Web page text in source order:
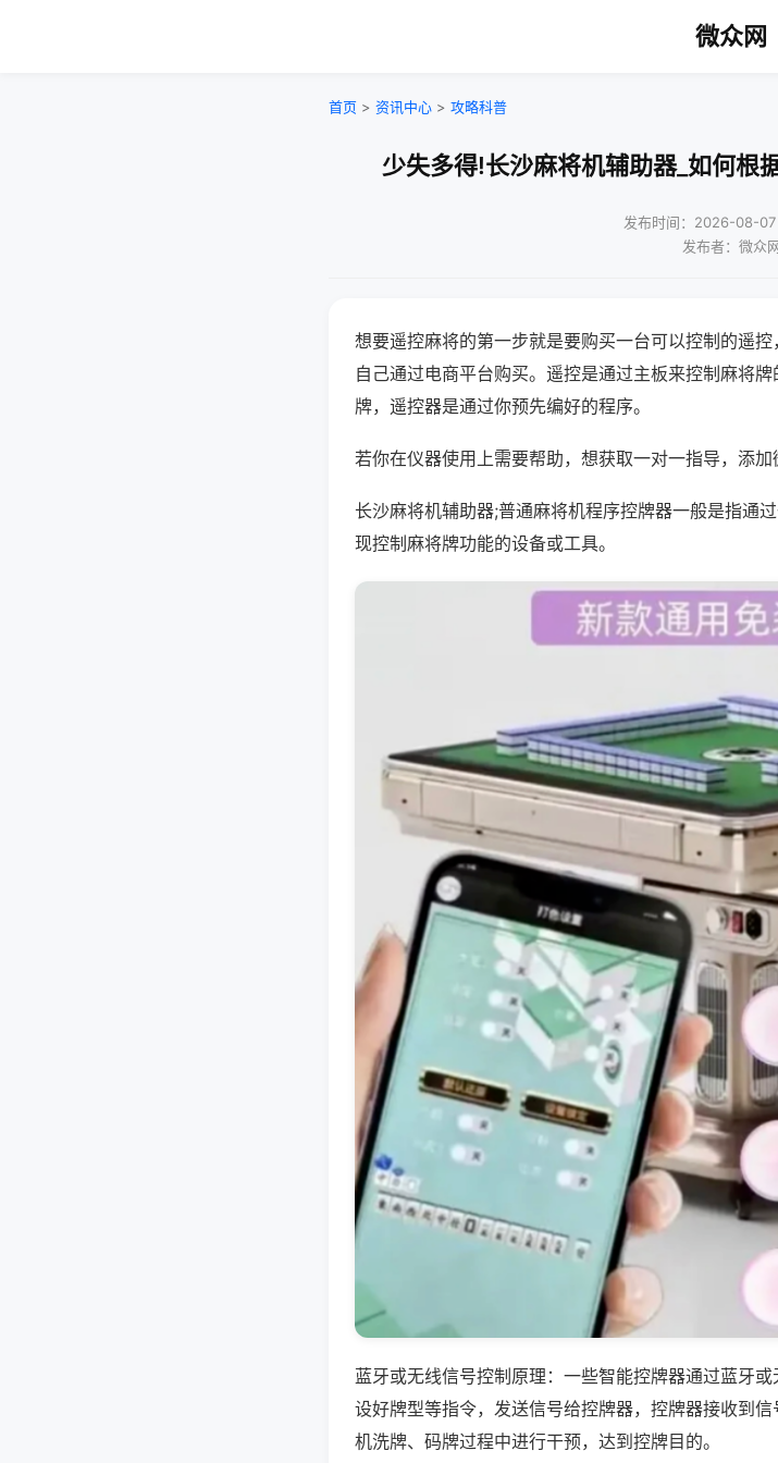
微众网
首页 > 资讯中心 > 攻略科普
少失多得!长沙麻将机辅助器_如何根
发布时间：2026-08-07
发布者：微众
想要遥控麻将的第一步就是要购买一台可以控制的遥
自己通过电商平台购买。遥控是通过主板来控制麻将
牌，遥控器是通过你预先编好的程序。
若你在仪器使用上需要帮助，想获取一对一指导，添加
长沙麻将机辅助器;普通麻将机程序控牌器一般是指通
现控制麻将牌功能的设备或工具。
蓝牙或无线信号控制原理：一些智能控牌器通过蓝牙
设好牌型等指令，发送信号给控牌器，控牌器接收到
机洗牌、码牌过程中进行干预，达到控牌目的。